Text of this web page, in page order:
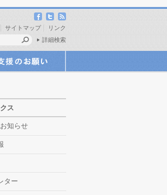
サイトマップ
リンク
詳細検索
ス
知らせ
ター